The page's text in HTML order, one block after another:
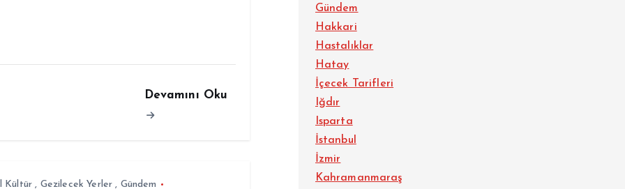
Devamını Oku
Kültür , Gezilecek Yerler , Gündem
Gündem
Hakkari
Hastalıklar
Hatay
İçecek Tarifleri
Iğdır
Isparta
İstanbul
İzmir
Kahramanmaraş